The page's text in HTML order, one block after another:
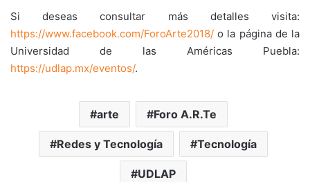
Si deseas consultar más detalles visita:
https://www.facebook.com/ForoArte2018/ o la página de la
Universidad de las Américas Puebla:
https://udlap.mx/eventos/.
arte Foro A.R.Te
Redes y Tecnología Tecnología
UDLAP